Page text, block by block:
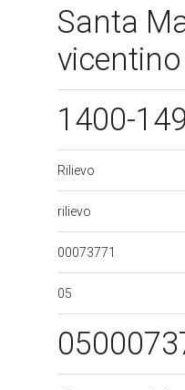
Santa
1400-
Rilievo
rilievo
00073771
05